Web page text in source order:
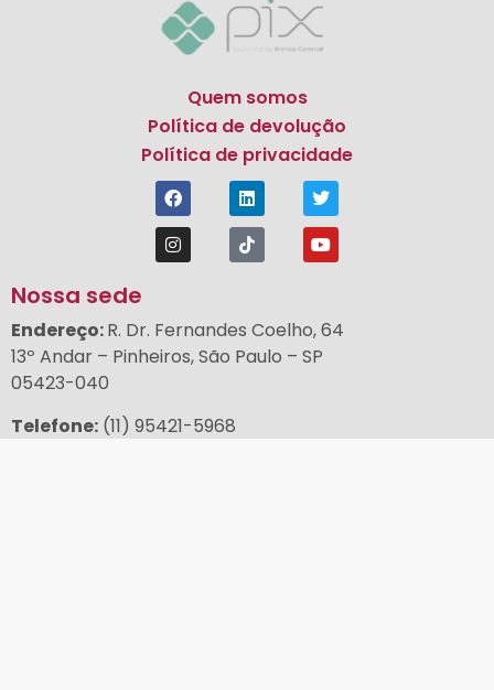
Quem somos
Política de devolução
Política de privacidade
Nossa sede
Endereço:R. Dr. Fernandes Coelho, 64
13º Andar – Pinheiros, São Paulo – SP
05423-040
Telefone: (11) 95421-5968